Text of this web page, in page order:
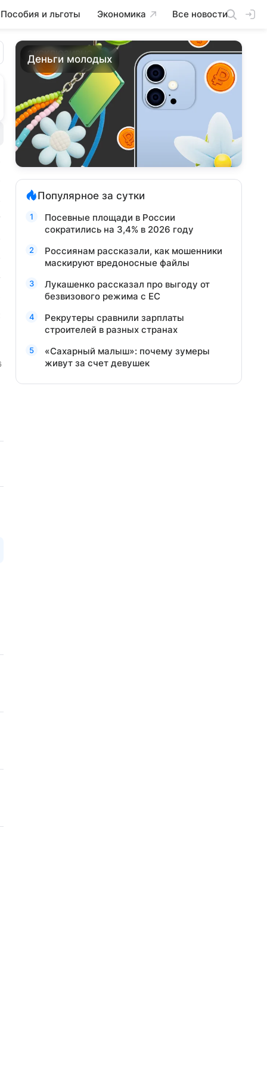
Пособия и льготы Экономика Все новости
ЭКСКЛЮЗИВНО
Деньги молодых
Популярное за сутки
Посевные площади в России
сократились на 3,4% в 2026 году
Россиянам рассказали, как мошенники
маскируют вредоносные файлы
Лукашенко рассказал про выгоду от
безвизового режима с ЕС
Рекрутеры сравнили зарплаты
строителей в разных странах
«Сахарный малыш»: почему зумеры
живут за счет девушек